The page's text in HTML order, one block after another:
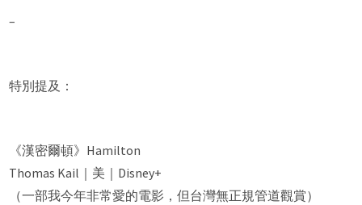
–
特別提及：
《漢密爾頓》Hamilton
Thomas Kail｜美｜Disney+
（一部我今年非常愛的電影，但台灣無正規管道觀賞）